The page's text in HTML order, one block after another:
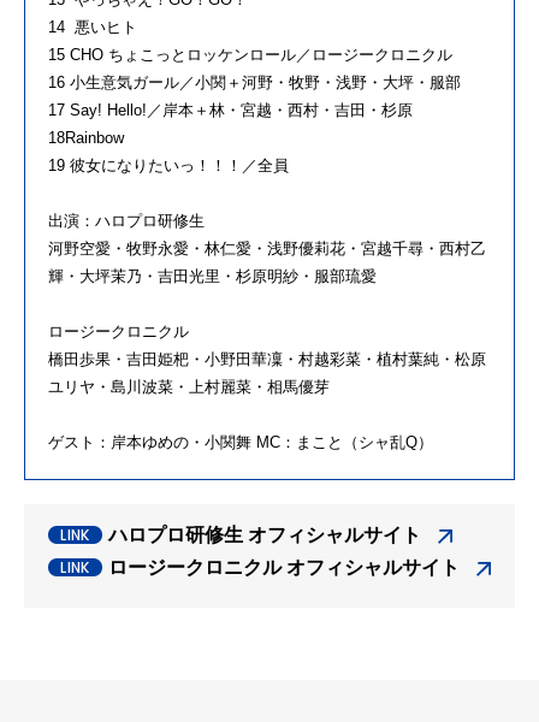
14 悪いヒト
15 CHO ちょこっとロッケンロール／ロージークロニクル
16 小生意気ガール／小関＋河野・牧野・浅野・大坪・服部
17 Say! Hello!／岸本＋林・宮越・西村・吉田・杉原
18Rainbow
19 彼女になりたいっ！！！／全員
出演：ハロプロ研修生
河野空愛・牧野永愛・林仁愛・浅野優莉花・宮越千尋・西村乙
輝・大坪茉乃・吉田光里・杉原明紗・服部琉愛
ロージークロニクル
橋田歩果・吉田姫杷・小野田華凜・村越彩菜・植村葉純・松原
ユリヤ・島川波菜・上村麗菜・相馬優芽
ゲスト：岸本ゆめの・小関舞 MC：まこと（シャ乱Q）
ハロプロ研修生 オフィシャルサイト
ロージークロニクル オフィシャルサイト